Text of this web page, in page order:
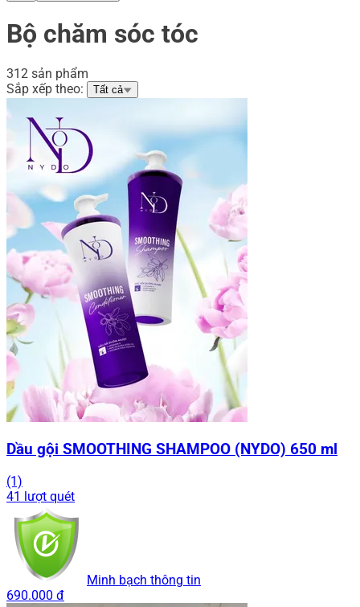
Bộ chăm sóc tóc
312 sản phẩm
Sắp xếp theo:
Tất cả
Dầu gội SMOOTHING SHAMPOO (NYDO) 650 ml
(1)
41 lượt quét
Minh bạch thông tin
690.000 đ